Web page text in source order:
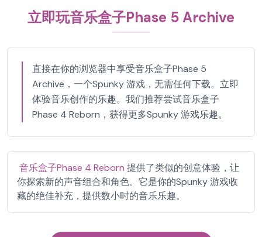
立即玩音乐盒子Phase 5 Archive
直接在你的浏览器中享受音乐盒子Phase 5
Archive，一个Spunky 游戏，无需任何下载。立即
体验音乐创作的乐趣。我们推荐尝试音乐盒子
Phase 4 Reborn，获得更多Spunky 游戏乐趣。
音乐盒子Phase 4 Reborn 提供了类似的创意体验，让
你探索新的声音组合和角色。它是你的Spunky 游戏收
藏的绝佳补充，提供数小时的音乐乐趣。